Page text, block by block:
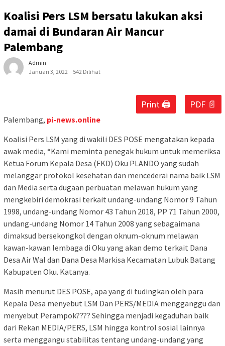
Koalisi Pers LSM bersatu lakukan aksi
damai di Bundaran Air Mancur
Palembang
Admin
Januari 3, 2022
542 Dilihat
Print 🖨 PDF 📄
Palembang, pi-news.online
Koalisi Pers LSM yang di wakili DES POSE mengatakan kepada
awak media, “Kami meminta penegak hukum untuk memeriksa
Ketua Forum Kepala Desa (FKD) Oku PLANDO yang sudah
melanggar protokol kesehatan dan mencederai nama baik LSM
dan Media serta dugaan perbuatan melawan hukum yang
mengkebiri demokrasi terkait undang-undang Nomor 9 Tahun
1998, undang-undang Nomor 43 Tahun 2018, PP 71 Tahun 2000,
undang-undang Nomor 14 Tahun 2008 yang sebagaimana
dimaksud bersekongkol dengan oknum-oknum melawan
kawan-kawan lembaga di Oku yang akan demo terkait Dana
Desa Air Wal dan Dana Desa Markisa Kecamatan Lubuk Batang
Kabupaten Oku. Katanya.
Masih menurut DES POSE, apa yang di tudingkan oleh para
Kepala Desa menyebut LSM Dan PERS/MEDIA mengganggu dan
menyebut Perampok???? Sehingga menjadi kegaduhan baik
dari Rekan MEDIA/PERS, LSM hingga kontrol sosial lainnya
serta menggangu stabilitas tentang undang-undang yang